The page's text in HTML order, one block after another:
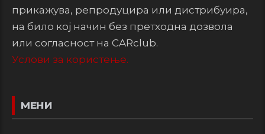
прикажува, репродуцира или дистрибуира,
на било кој начин без претходна дозвола
или согласност на CARclub.
Услови за користење.
МЕНИ